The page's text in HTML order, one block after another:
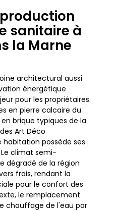
sanitaire à
la Marne
architectural aussi
énergétique
pour les propriétaires.
en pierre calcaire du
brique typiques de la
Art Déco
possède ses
climat semi-
dégradé de la région
frais, rendant la
pour le confort des
le remplacement
chauffage de l'eau par